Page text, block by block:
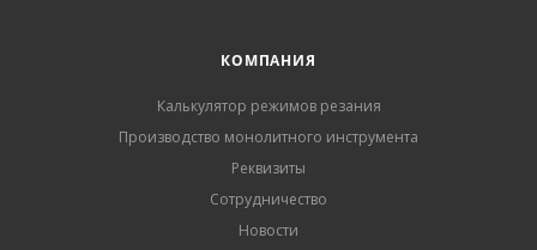
КОМПАНИЯ
Калькулятор режимов резания
Производство монолитного инструмента
Реквизиты
Сотрудничество
Новости